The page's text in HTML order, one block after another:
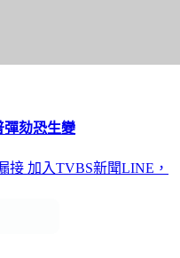
劾恐生變
接 加入TVBS新聞LINE，